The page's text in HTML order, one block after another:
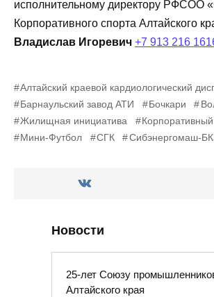
исполнительному директору РФСОО
Корпоративного спорта Алтайского
Владислав Игоревич +7 913 216
Алтайский краевой кардиологический
Барнаульский завод АТИ
Бочкари
Жилищная инициатива
Мини-Футбол
СГК Сибэнергомаш-
Новости
25-лет Союзу
Алтайского края